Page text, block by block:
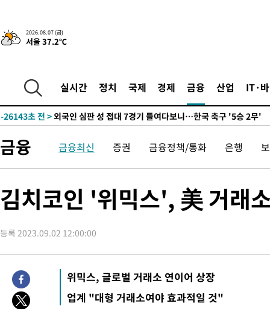
2026.08.07 (금)
서울 37.2℃
실시간 정치 국제 경제 금융 산업 IT·
-2921초 전 >[속보]경찰·노동부, HL만도 평택사업장 끼임 사망 관련 압수수
-31728초 전 > 낮 최고 37도 찜통더위…곳곳 소나기·강원 많은 비[내일날씨]
-26890초 전 >
여자배구 이재영·이다영 자매, 아제르바이잔 투란VC 입단
-26143초 전 >
-25877초 전 >[속보]코스닥, 2.86포인트(0.36%) 내린 798.81마감
-25810초 전 >
[속보]원·달러 환율, 7.7원 내린 1416.1원 마감
-25699초 전 >[속보] 노원서 40.1도 관측…서울, 2018년 이후 첫 40도
-21662초 전 >외신들도 주목한 韓축구 파문…"국민적 공분에 수사 재개"
-20655초 전 >[속보]규제합리화위원회 부위원장에 김태유 서울대 공대 교
-17013초 전 >[속보]국힘 윤리위, '돌려차기 발언' 진종오·서범수 징계 절차
-12338초 전 >
[속보] 7월 중국 수출 23.9%↑ 수입 27.5%↑…무역총액
25.3%↑
-9498초 전 >
[속보]'채상병 순직 책임' 임성근, 항소심도 징역 3년
-9364초 전 >
[속보]종합특검, '관저이전 봐주기 감사' 유병호 구속기소
금융 금융최신 증권 금융정책/통화 은행
김치코인 '위믹스', 美 거래
등록 2023.09.02 12:00:00
위믹스, 글로벌 거래소 연이어 상장
업계 "대형 거래소여야 효과적일 것"